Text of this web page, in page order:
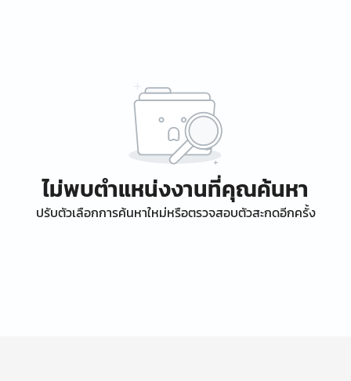
ไม่พบตำแหน่งงานที่คุณค้นหา
ปรับตัวเลือกการค้นหาใหม่หรือตรวจสอบตัวสะกดอีกครั้ง